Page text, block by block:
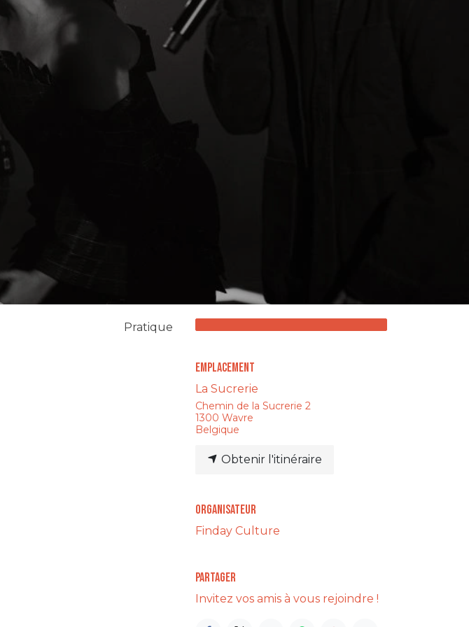
Pratique
Emplacement
La Sucrerie
Chemin de la Sucrerie 2
1300 Wavre
Belgique
Obtenir l'itinéraire
Organisateur
Finday Culture
Partager
Invitez vos amis à vous rejoindre !